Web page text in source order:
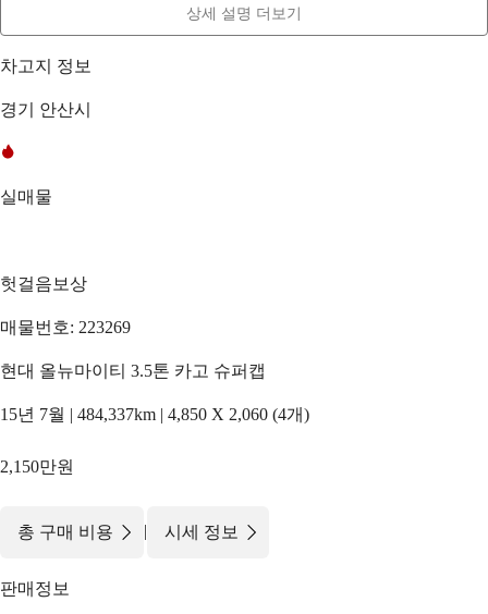
상세 설명 더보기
차고지 정보
경기 안산시
실매물
헛걸음보상
매물번호: 223269
현대 올뉴마이티 3.5톤 카고 슈퍼캡
15년 7월 | 484,337km | 4,850 X 2,060 (4개)
2,150만원
총 구매 비용 | 시세 정보
판매정보